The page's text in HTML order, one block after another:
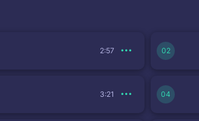
2:57
3:21